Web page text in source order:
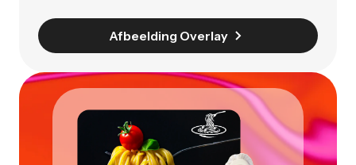
Afbeelding Overlay